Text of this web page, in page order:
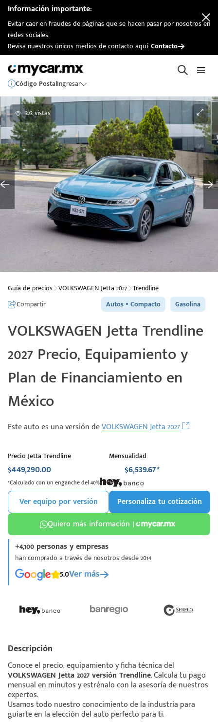
Información importante:
Evitar caer en fraudes de páginas que se hacen pasar por nosotros en
redes sociales.
Revisa nuestros únicos medios de contacto aquí:Contacto
Código PostalIngresar
323 vistas
Guía de precios VOLKSWAGEN Jetta 2027 Trendline
Compartir
Autos Compacto Gasolina
VOLKSWAGEN Jetta Trendline
2027 Precio, Equipamiento y
Plan de Financiamiento en
México
Este auto es una versión deVOLKSWAGEN Jetta 2027
Descripción
Conoce el precio, equipamiento y ficha técnica del
VOLKSWAGEN Jetta 2027 versión Trendline. Calcula tu pago
mensual en minutos y estrénalo con la asesoría de nuestros
expertos.
Usamos todo nuestro conocimiento de la industria para
guiarte en la elección del auto perfecto para ti.
Precio Jetta Trendline
$449,290.00
Mensualidad
$6,539.67*
*Calculado con un enganche del 40%
Ver equipo por versión
Personaliza tu cotización
Quiero más información |
+4,100 personas y empresas
han comprado a través de nosotros desde 2014
5.0Ver más